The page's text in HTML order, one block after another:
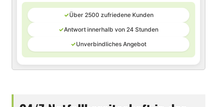
✓Über 2500 zufriedene Kunden
✓Antwort innerhalb von 24 Stunden
✓Unverbindliches Angebot